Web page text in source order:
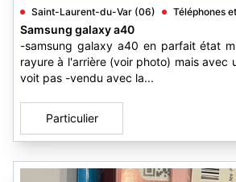
Saint-Laurent-du-Var (06) Téléphones
Samsung galaxy a40
-samsung galaxy a40 en parfait état
rayure à l'arrière (voir photo) mais avec
voit pas -vendu avec la...
Particulier